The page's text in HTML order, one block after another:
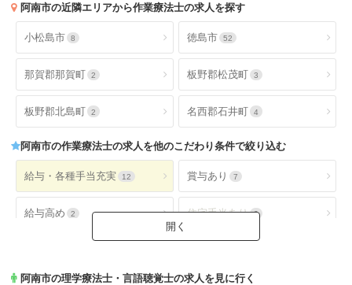
阿南市の近隣エリアから作業療法士の求人を探す
小松島市 8 徳島市 52
那賀郡那賀町 2 板野郡松茂町 3
板野郡北島町 2 名西郡石井町 4
阿南市の作業療法士の求人を他のこだわり条件で絞り込む
給与・各種手当充実 12 賞与あり 7
給与高め 2 住宅手当あり 0
阿南市の理学療法士・言語聴覚士の求人を見に行く